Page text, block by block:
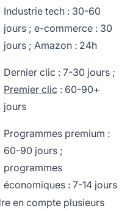
Industrie tech : 30-60
jours ; e-commerce : 30
jours ; Amazon : 24h
Dernier clic : 7-30 jours ;
Premier clic : 60-90+
jours
Programmes premium :
60-90 jours ;
programmes
économiques : 7-14 jours
en compte plusieurs